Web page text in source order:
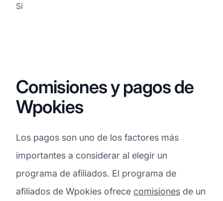
Sí
Comisiones y pagos de
Wpokies
Los pagos son uno de los factores más
importantes a considerar al elegir un
programa de afiliados. El programa de
afiliados de Wpokies ofrece comisiones de un